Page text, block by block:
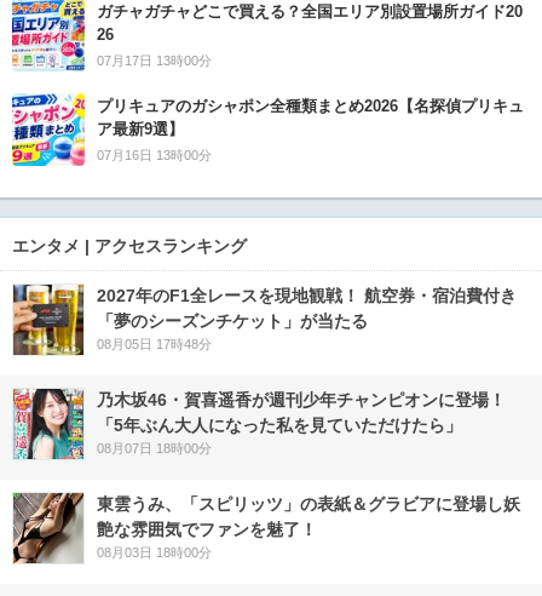
ガチャガチャどこで買える？全国エリア別設置場所ガイド20
26
07月17日 13時00分
プリキュアのガシャポン全種類まとめ2026【名探偵プリキュ
ア最新9選】
07月16日 13時00分
エンタメ | アクセスランキング
2027年のF1全レースを現地観戦！ 航空券・宿泊費付き
「夢のシーズンチケット」が当たる
08月05日 17時48分
乃木坂46・賀喜遥香が週刊少年チャンピオンに登場！
「5年ぶん大人になった私を見ていただけたら」
08月07日 18時00分
東雲うみ、「スピリッツ」の表紙＆グラビアに登場し妖
艶な雰囲気でファンを魅了！
08月03日 18時00分